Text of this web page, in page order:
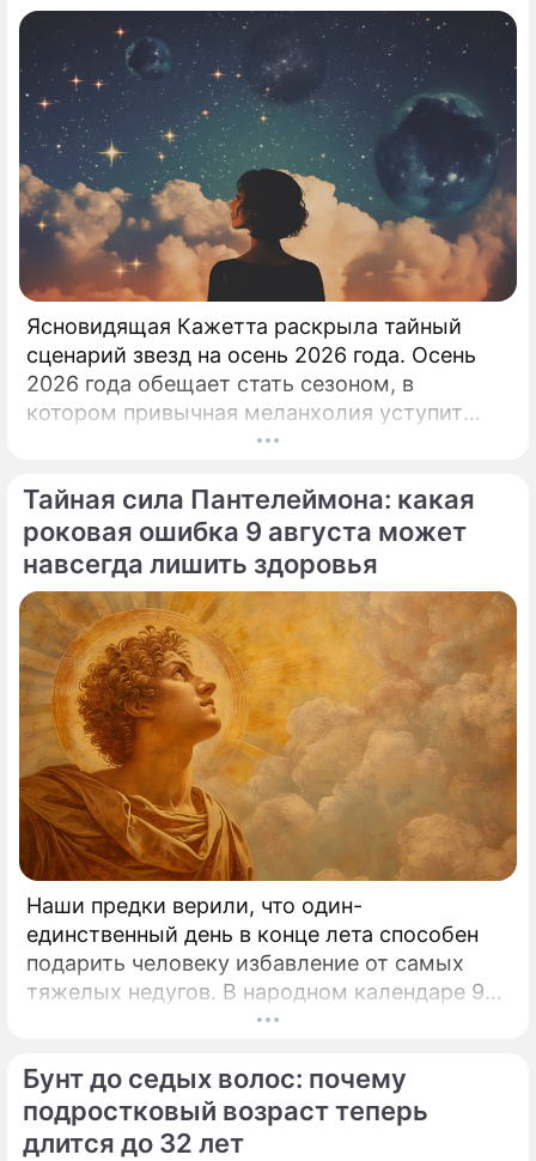
Ясновидящая Кажетта раскрыла тайный
сценарий звезд на осень 2026 года. Осень
2026 года обещает стать сезоном, в
котором привычная меланхолия уступит
место активному движению, полезным
Тайная сила Пантелеймона: какая
роковая ошибка 9 августа может
навсегда лишить здоровья
Наши предки верили, что один-
единственный день в конце лета способен
подарить человеку избавление от самых
тяжелых недугов. В народном календаре 9
августа занимает особое, почти
Бунт до седых волос: почему
подростковый возраст теперь
длится до 32 лет